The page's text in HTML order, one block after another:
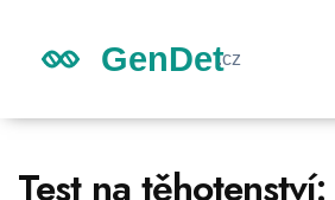
GENETICKÉ DĚDICTVÍ
DĚDICTVÍ DĚTÍ
Test na